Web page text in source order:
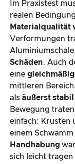
Im Praxistest
realen
Materialqualität
Verformungen
Aluminiumschale
Schäden. Auch
eine
mittleren
als äußerst stabil
Bewegung
einfach: Krusten
einem
Handhabung
sich leicht